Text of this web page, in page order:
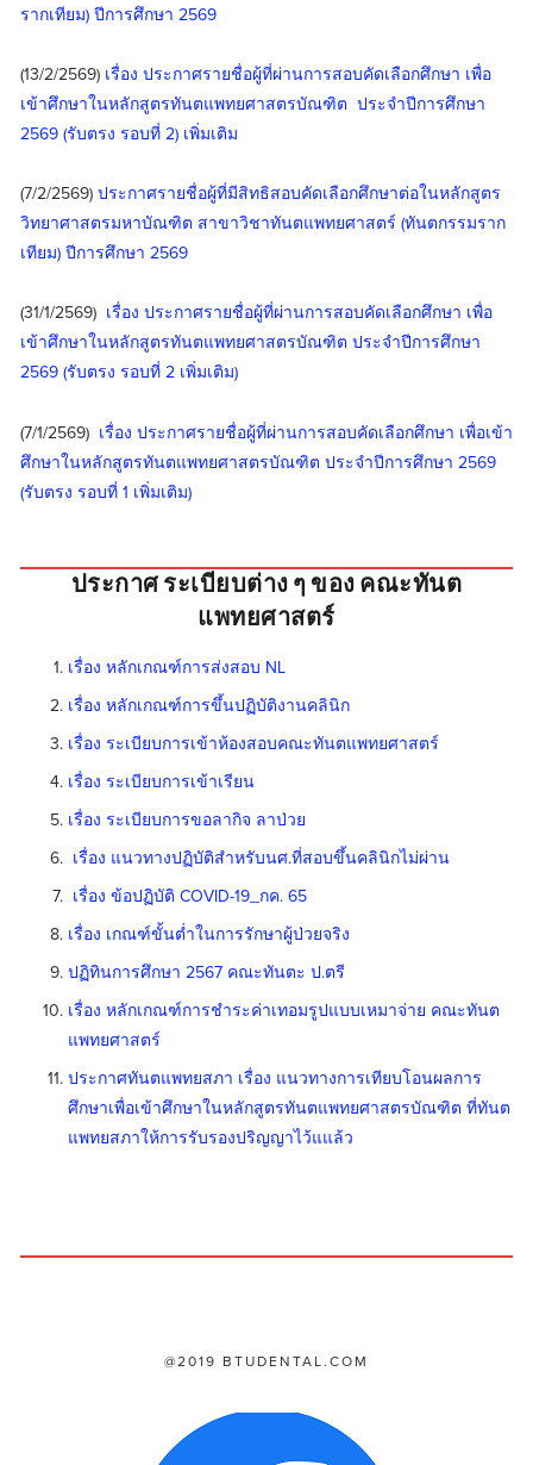
รากเทียม) ปีการศึกษา 2569
(13/2/2569) เรื่อง ประกาศรายชื่อผู้ที่ผ่านการสอบคัดเลือกศึกษา เพื่อ
เข้าศึกษาในหลักสูตรทันตแพทยศาสตรบัณฑิต  ประจำปีการศึกษา
2569 (รับตรง รอบที่ 2) เพิ่มเติม
(7/2/2569) ประกาศรายชื่อผู้ที่มีสิทธิสอบคัดเลือกศึกษาต่อในหลักสูตร
วิทยาศาสตรมหาบัณฑิต สาขาวิชาทันตแพทยศาสตร์ (ทันตกรรมราก
เทียม) ปีการศึกษา 2569
(31/1/2569) เรื่อง ประกาศรายชื่อผู้ที่ผ่านการสอบคัดเลือกศึกษา เพื่อ
เข้าศึกษาในหลักสูตรทันตแพทยศาสตรบัณฑิต ประจำปีการศึกษา
2569 (รับตรง รอบที่ 2 เพิ่มเติม)
(7/1/2569) เรื่อง ประกาศรายชื่อผู้ที่ผ่านการสอบคัดเลือกศึกษา เพื่อเข้า
ศึกษาในหลักสูตรทันตแพทยศาสตรบัณฑิต ประจำปีการศึกษา 2569
(รับตรง รอบที่ 1 เพิ่มเติม)
ประกาศ ระเบียบต่าง ๆ ของ คณะทันต
แพทยศาสตร์
เรื่อง หลักเกณฑ์การส่งสอบ NL
เรื่อง หลักเกณฑ์การขึ้นปฏิบัติงานคลินิก
เรื่อง ระเบียบการเข้าห้องสอบคณะทันตแพทยศาสตร์
เรื่อง ระเบียบการเข้าเรียน
เรื่อง ระเบียบการขอลากิจ ลาป่วย
เรื่อง แนวทางปฏิบัติสำหรับนศ.ที่สอบขึ้นคลินิกไม่ผ่าน
เรื่อง ข้อปฏิบัติ COVID-19_กค. 65
เรื่อง เกณฑ์ขั้นต่ำในการรักษาผู้ป่วยจริง
ปฏิทินการศึกษา 2567 คณะทันตะ ป.ตรี
เรื่อง หลักเกณฑ์การชำระค่าเทอมรูปแบบเหมาจ่าย คณะทันต
แพทยศาสตร์
ประกาศทันตแพทยสภา เรื่อง แนวทางการเทียบโอนผลการ
ศึกษาเพื่อเข้าศึกษาในหลักสูตรทันตแพทยศาสตรบัณฑิต ที่ทันต
แพทยสภาให้การรับรองปริญญาไว้แแล้ว
@2019 BTUDENTAL.COM